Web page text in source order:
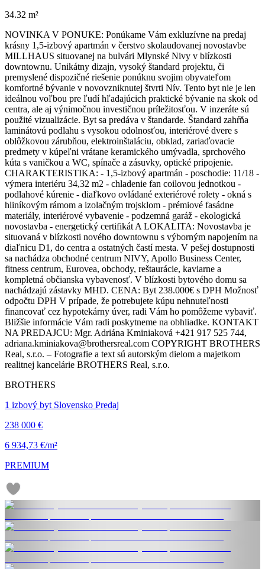
34.32 m²
NOVINKA V PONUKE: Ponúkame Vám exkluzívne na predaj
krásny 1,5-izbový apartmán v čerstvo skolaudovanej novostavbe
MILLHAUS situovanej na bulvári Mlynské Nivy v blízkosti
downtownu. Unikátny dizajn, vysoký štandard projektu, či
premyslené dispozičné riešenie ponúknu svojim obyvateľom
komfortné bývanie v novovzniknutej štvrti Nív. Tento byt nie je len
ideálnou voľbou pre ľudí hľadajúcich praktické bývanie na skok od
centra, ale aj výnimočnou investičnou príležitosťou. V inzeráte sú
použité vizualizácie. Byt sa predáva v štandarde. Štandard zahŕňa
laminátovú podlahu s vysokou odolnosťou, interiérové dvere s
oblôžkovou zárubňou, elektroinštaláciu, obklad, zariaďovacie
predmety v kúpeľni vrátane keramického umývadla, sprchového
kúta s vaničkou a WC, spínače a zásuvky, optické pripojenie.
CHARAKTERISTIKA: - 1,5-izbový apartmán - poschodie: 11/18 -
výmera interiéru 34,32 m2 - chladenie fan coilovou jednotkou -
podlahové kúrenie - diaľkovo ovládané exteriérové rolety - okná s
hliníkovým rámom a izolačným trojsklom - prémiové fasádne
materiály, interiérové vybavenie - podzemná garáž - ekologická
novostavba - energetický certifikát A LOKALITA: Novostavba je
situovaná v blízkosti nového downtownu s výborným napojením na
diaľnicu D1, do centra a ostatných častí mesta. V pešej dostupnosti
sa nachádza obchodné centrum NIVY, Apollo Business Center,
fitness centrum, Eurovea, obchody, reštaurácie, kaviarne a
kompletná občianska vybavenosť. V blízkosti bytového domu sa
nachádzajú zástavky MHD. CENA: Byt 238.000€ s DPH Možnosť
odpočtu DPH V prípade, že potrebujete kúpu nehnuteľnosti
financovať cez hypotekárny úver, radi Vám ho pomôžeme vybaviť.
Bližšie informácie Vám radi poskytneme na obhliadke. KONTAKT
NA PREDAJCU: Mgr. Adriána Kminiaková +421 917 525 744,
adriana.kminiakova@brothersreal.com COPYRIGHT BROTHERS
Real, s.r.o. – Fotografie a text sú autorským dielom a majetkom
realitnej kancelárie BROTHERS Real, s.r.o.
BROTHERS
1 izbový byt Slovensko Predaj
238 000 €
6 934,73 €/m²
PREMIUM